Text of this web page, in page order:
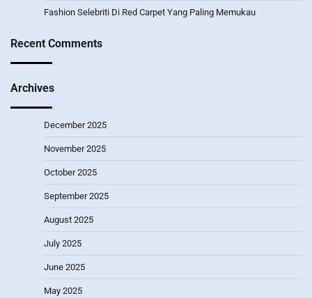
Fashion Selebriti Di Red Carpet Yang Paling Memukau
Recent Comments
Archives
December 2025
November 2025
October 2025
September 2025
August 2025
July 2025
June 2025
May 2025